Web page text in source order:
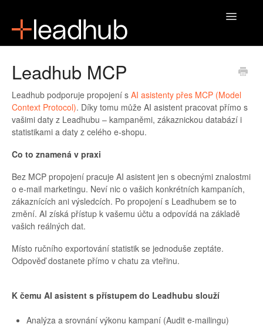
Toggle
Leadhub MCP
Leadhub podporuje propojení s AI asistenty přes MCP (Model
Context Protocol). Díky tomu může AI asistent pracovat přímo s
vašimi daty z Leadhubu – kampaněmi, zákaznickou databází i
statistikami a daty z celého e-shopu.
Co to znamená v praxi
Bez MCP propojení pracuje AI asistent jen s obecnými znalostmi
o e-mail marketingu. Neví nic o vašich konkrétních kampaních,
zákaznících ani výsledcích. Po propojení s Leadhubem se to
změní. AI získá přístup k vašemu účtu a odpovídá na základě
vašich reálných dat.
Místo ručního exportování statistik se jednoduše zeptáte.
Odpověď dostanete přímo v chatu za vteřinu.
K čemu AI asistent s přístupem do Leadhubu slouží
Analýza a srovnání výkonu kampaní (Audit e-mailingu)